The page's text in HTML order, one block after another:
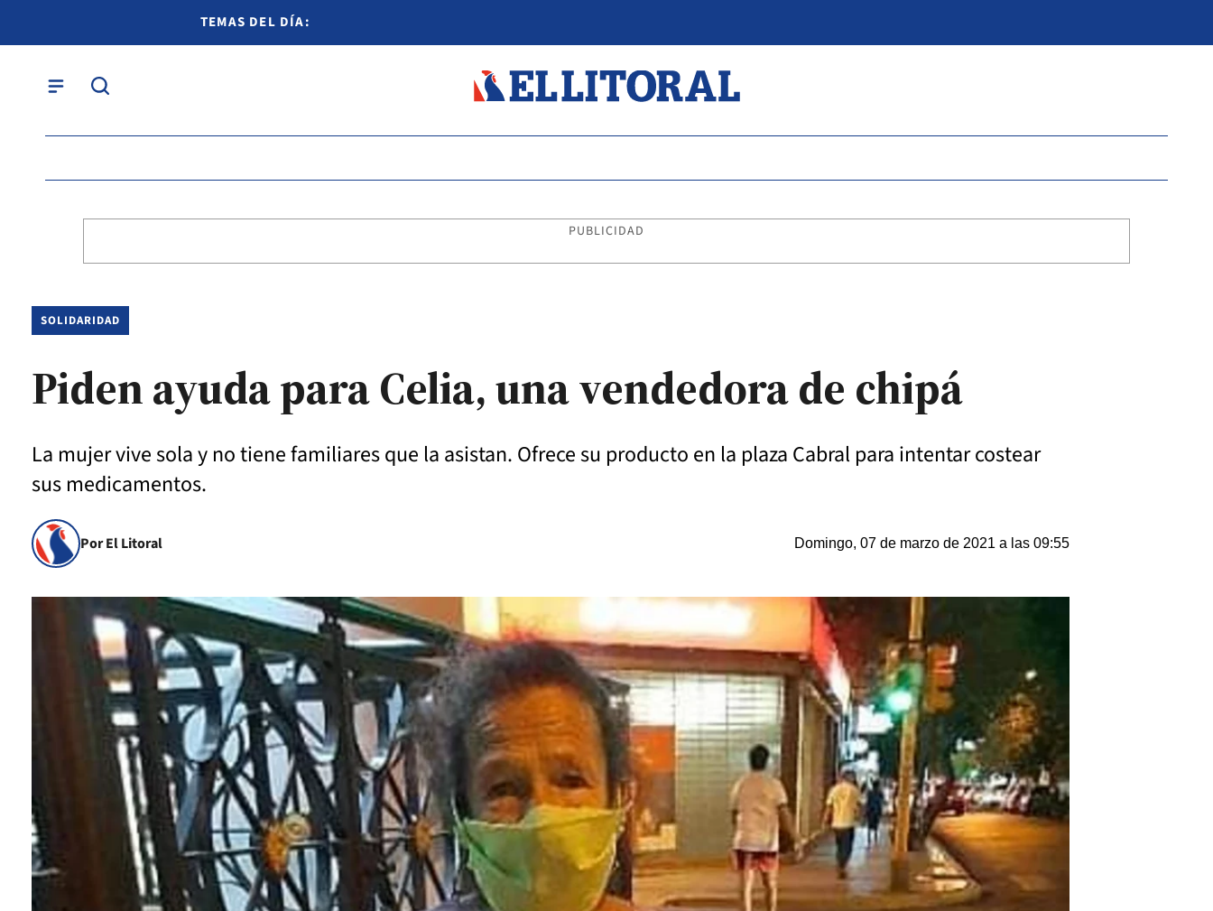
TEMAS DEL DÍA:
PUBLICIDAD
SOLIDARIDAD
Piden ayuda para Celia, una vendedora de chipá
La mujer vive sola y no tiene familiares que la asistan. Ofrece su producto en la plaza Cabral para intentar costear
sus medicamentos.
Por El Litoral Domingo, 07 de marzo de 2021 a las 09:55